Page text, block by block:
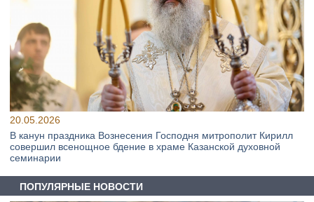
20.05.2026
В канун праздника Вознесения Господня митрополит Кирилл
совершил всенощное бдение в храме Казанской духовной
семинарии
ПОПУЛЯРНЫЕ НОВОСТИ